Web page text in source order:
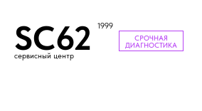
SC62 1999
сервисный центр
СРОЧНАЯ
ДИАГНОСТИКА